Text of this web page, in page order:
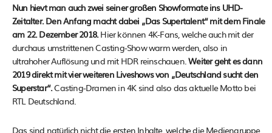
Nun hievt man auch zwei seiner großen Showformate ins UHD-
Zeitalter. Den Anfang macht dabei „Das Supertalent“ mit dem Finale
am 22. Dezember 2018.Hier können 4K-Fans, welche auch mit der
durchaus umstrittenen Casting-Show warm werden, also in
ultrahoher Auflösung und mit HDR reinschauen.Weiter geht es dann
2019 direkt mit vier weiteren Liveshows von „Deutschland sucht den
Superstar“.Casting-Dramen in 4K sind also das aktuelle Motto bei
RTL Deutschland.
Das sind natürlich nicht die ersten Inhalte, welche die Mediengruppe